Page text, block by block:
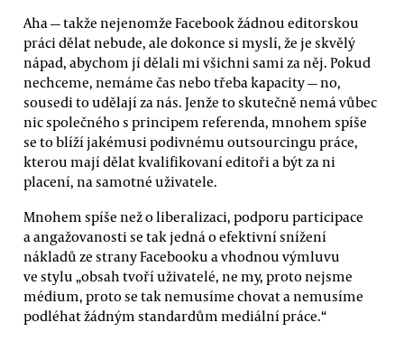
Aha — takže nejenomže Facebook žádnou editorskou
práci dělat nebude, ale dokonce si myslí, že je skvělý
nápad, abychom jí dělali mi všichni sami za něj. Pokud
nechceme, nemáme čas nebo třeba kapacity — no,
sousedi to udělají za nás. Jenže to skutečně nemá vůbec
nic společného s principem referenda, mnohem spíše
se to blíží jakémusi podivnému outsourcingu práce,
kterou mají dělat kvalifikovaní editoři a být za ni
placení, na samotné uživatele.
Mnohem spíše než o liberalizaci, podporu participace
a angažovanosti se tak jedná o efektivní snížení
nákladů ze strany Facebooku a vhodnou výmluvu
ve stylu „obsah tvoří uživatelé, ne my, proto nejsme
médium, proto se tak nemusíme chovat a nemusíme
podléhat žádným standardům mediální práce.“